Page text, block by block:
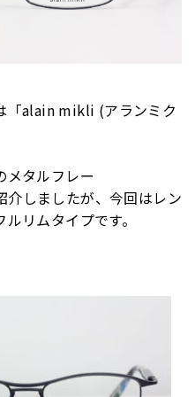
「alain mikli (アランミク
メタルフレー
介しましたが、今回はレン
リムタイプです。